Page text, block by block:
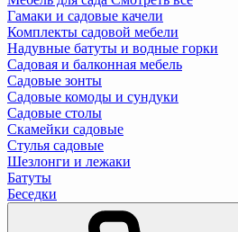
Гамаки и садовые качели
Комплекты садовой мебели
Надувные батуты и водные горки
Садовая и балконная мебель
Садовые зонты
Садовые комоды и сундуки
Садовые столы
Скамейки садовые
Стулья садовые
Шезлонги и лежаки
Батуты
Беседки